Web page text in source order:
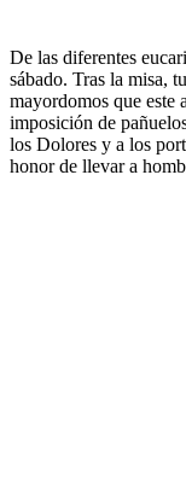
De las diferentes
sábado. Tras la misa,
mayordomos que este
imposición de
los Dolores y a los
honor de llevar a